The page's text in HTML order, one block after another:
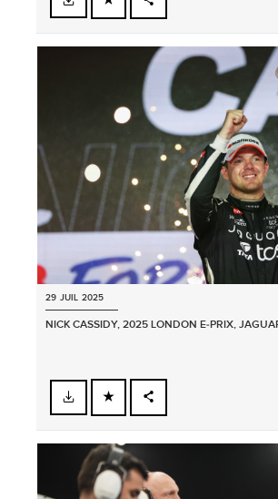
FACEBOOK
X
LINKEDIN
SHARE
29 JUIL 2025
NICK CASSIDY, 2025 LONDON E‑PRIX,
FACEBOOK
X
LINKEDIN